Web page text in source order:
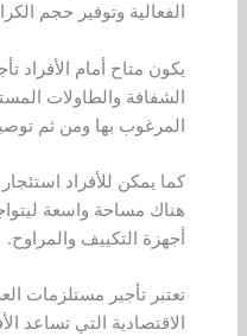
الفعالية وتوفير حجم
يكون متاح أمام الأفراد
الشفافة والطاولات
المرغوب بها ومن ثم
كما يمكن للأفراد
هناك مساحة واسعة
أجهزة التكييف والمراوح.
تعتبر تأجير مستلزمات
الاقتصادية التي تساعد